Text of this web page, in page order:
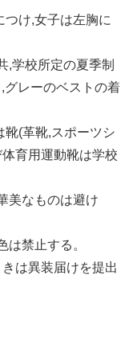
つけ,女子は左胸に
,学校所定の夏季制
グレーのベストの着
靴(革靴,スポーツシ
育用運動靴は学校
美なものは避け
は禁止する。
は異装届けを提出